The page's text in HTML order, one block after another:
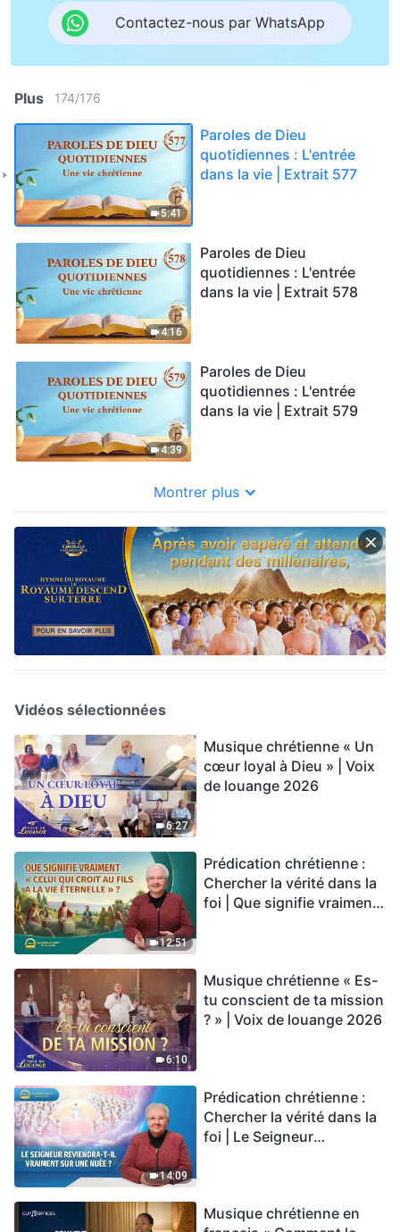
Contactez-nous par WhatsApp
Plus 174/176
5:41
Paroles de Dieu
quotidiennes : L'entrée
dans la vie | Extrait 577
4:16
Paroles de Dieu
quotidiennes : L'entrée
dans la vie | Extrait 578
4:39
Paroles de Dieu
quotidiennes : L'entrée
dans la vie | Extrait 579
Montrer plus
Vidéos sélectionnées
6:27
Musique chrétienne « Un
cœur loyal à Dieu » | Voix
de louange 2026
12:51
Prédication chrétienne :
Chercher la vérité dans la
foi | Que signifie vraiment
6:10
Musique chrétienne « Es-
tu conscient de ta mission
? » | Voix de louange 2026
14:09
Prédication chrétienne :
Chercher la vérité dans la
foi | Le Seigneur
Musique chrétienne en